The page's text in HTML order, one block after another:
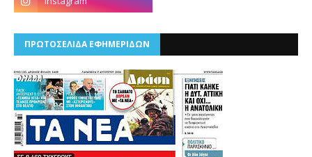
ΠΡΩΤΟΣΕΛΙΔΑ ΕΦΗΜΕΡΙΔΩΝ